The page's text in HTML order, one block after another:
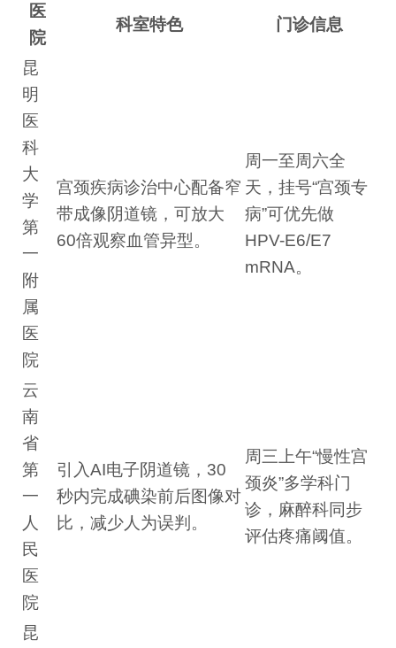
医
院
科室特色 门诊信息
昆
明
医
科
大
学
第
一
附
属
医
院
宫颈疾病诊治中心配备窄
带成像阴道镜，可放大
60倍观察血管异型。
周一至周六全
天，挂号“宫颈专
病”可优先做
HPV-E6/E7
mRNA。
云
南
省
第
一
人
民
医
院
引入AI电子阴道镜，30
秒内完成碘染前后图像对
比，减少人为误判。
周三上午“慢性宫
颈炎”多学科门
诊，麻醉科同步
评估疼痛阈值。
昆